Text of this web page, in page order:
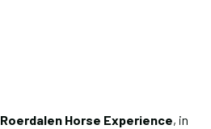
Roerdalen Horse Experience, in